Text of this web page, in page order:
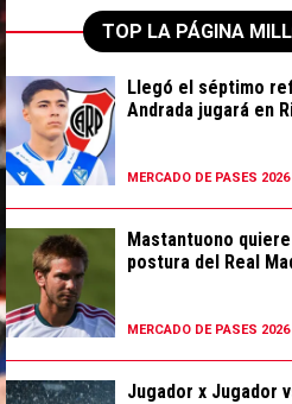
TOP LA PÁGINA
Llegó el séptimo
Andrada jugará en
MERCADO DE PASES 2026
Mastantuono
postura del Real
MERCADO DE PASES 2026
Jugador x Jugador